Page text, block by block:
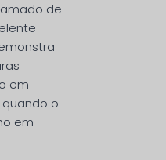
de
em
quando o
em